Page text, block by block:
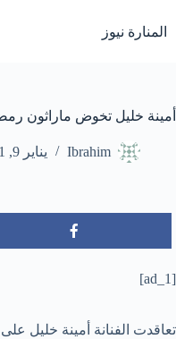
إلى
المحتوى
المنارة نيوز
أمينة خليل تخوض ماراثون
Ibrahim يناير 9, 2021
[ad_1]
تعاقدت الفنانة أمينة خليل